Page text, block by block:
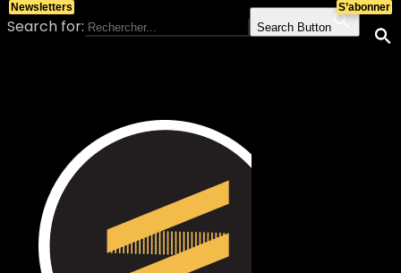
Search for: Search Button
S’abonner
Newsletters